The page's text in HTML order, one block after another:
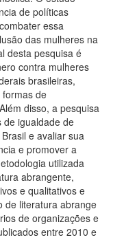
de políticas
essa
das mulheres na
desta pesquisa é
contra mulheres
brasileiras,
de
disso, a pesquisa
de igualdade de
e avaliar sua
e promover a
utilizada
abrangente,
e qualitativos e
de literatura abrange
de organizações e
entre 2010 e